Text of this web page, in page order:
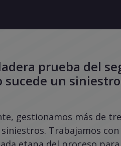
prueba del
sucede un siniestro
gestionamos más de
Trabajamos